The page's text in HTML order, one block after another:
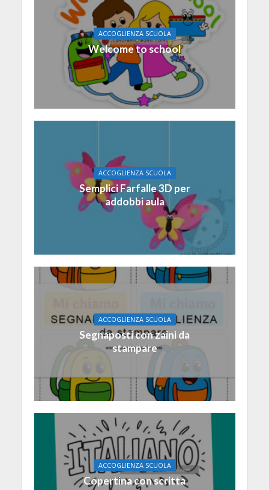
ACCOGLIENZA SCUOLA
Welcome to school
ACCOGLIENZA SCUOLA
Semplici Farfalle 3D per
addobbi aula
ACCOGLIENZA SCUOLA
Segnaposti con zaini da
stampare
ACCOGLIENZA SCUOLA
Copertina con scritta